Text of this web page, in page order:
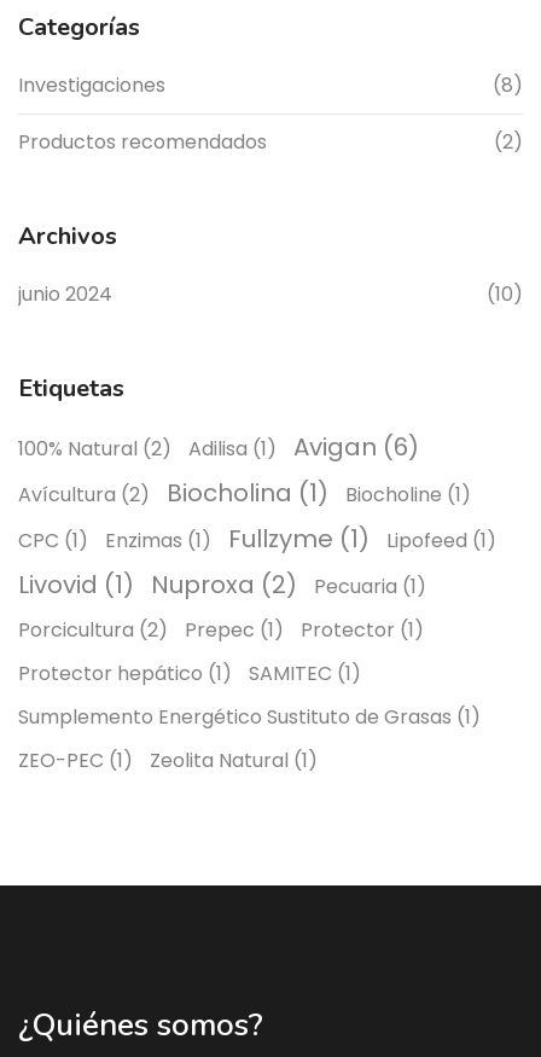
Categorías
Investigaciones (8)
Productos recomendados (2)
Archivos
junio 2024 (10)
Etiquetas
100% Natural (2) Adilisa (1) Avigan (6)
Avícultura (2) Biocholina (1) Biocholine (1)
CPC (1) Enzimas (1) Fullzyme (1) Lipofeed (1)
Livovid (1) Nuproxa (2) Pecuaria (1)
Porcicultura (2) Prepec (1) Protector (1)
Protector hepático (1) SAMITEC (1)
Sumplemento Energético Sustituto de Grasas (1)
ZEO-PEC (1) Zeolita Natural (1)
¿Quiénes somos?